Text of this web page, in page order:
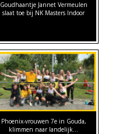
Goudhaantje Jannet Vermeulen
slaat toe bij NK Masters Indoor
Phoenix-vrouwen 7e in Gouda,
klimmen naar landelijk…